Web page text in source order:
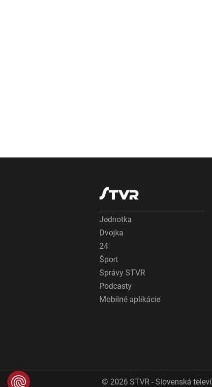
Jednotka
Dvojka
24
Šport
Správy STVR
Podcasty
Mobilné aplikácie
© 2026 STVR - Slovenská